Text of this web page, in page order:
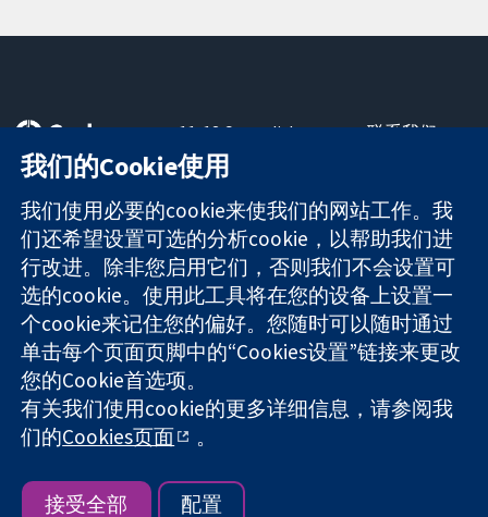
可信任的证据
知情决定
更完善的医疗健
康
11-13 Cavendish
Square
London
W1G 0AN
United Kingdom
联系我们
关于我们
工作机会
Cochrane
Library
The Cochrane Collaboration is a charity (no. 1045921) and a
company limited by guarantee (no. 03044323) registered in
England & Wales. VAT registration number GB 718 2127 49.
版权所有：© 2026 Cochrane协作网
网站条款与条件| 免责声明|隐私权
我们的Cookie使用
我们使用必要的cookie来使我们的网站工作。我
们还希望设置可选的分析cookie，以帮助我们进
行改进。除非您启用它们，否则我们不会设置可
选的cookie。使用此工具将在您的设备上设置一
个cookie来记住您的偏好。您随时可以随时通过
单击每个页面页脚中的“Cookies设置”链接来更改
您的Cookie首选项。
有关我们使用cookie的更多详细信息，请参阅我
们的Cookies页面 。
接受全部 配置